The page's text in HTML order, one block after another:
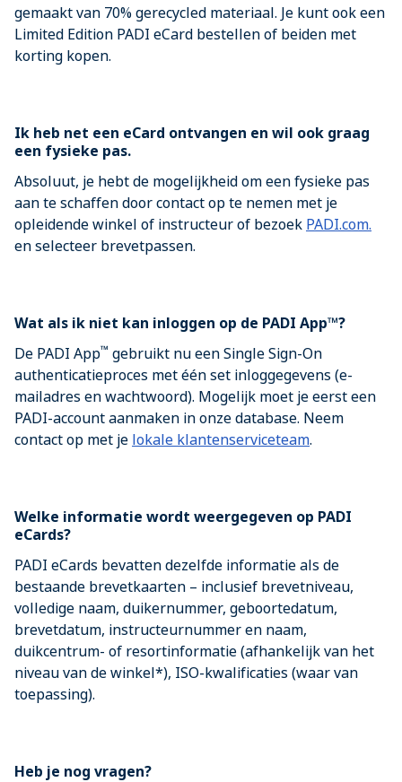
gemaakt van 70% gerecycled materiaal. Je kunt ook een
Limited Edition PADI eCard bestellen of beiden met
korting kopen.
Ik heb net een eCard ontvangen en wil ook graag
een fysieke pas.
Absoluut, je hebt de mogelijkheid om een fysieke pas
aan te schaffen door contact op te nemen met je
opleidende winkel of instructeur of bezoek PADI.com.
en selecteer brevetpassen.
Wat als ik niet kan inloggen op de PADI App™?
De PADI App™ gebruikt nu een Single Sign-On
authenticatieproces met één set inloggegevens (e-
mailadres en wachtwoord). Mogelijk moet je eerst een
PADI-account aanmaken in onze database. Neem
contact op met je lokale klantenserviceteam.
Welke informatie wordt weergegeven op PADI
eCards?
PADI eCards bevatten dezelfde informatie als de
bestaande brevetkaarten – inclusief brevetniveau,
volledige naam, duikernummer, geboortedatum,
brevetdatum, instructeurnummer en naam,
duikcentrum- of resortinformatie (afhankelijk van het
niveau van de winkel*), ISO-kwalificaties (waar van
toepassing).
Heb je nog vragen?